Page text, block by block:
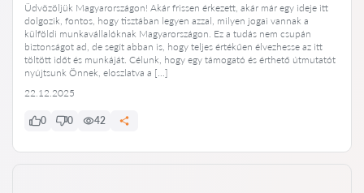
Üdvözöljük Magyarországon! Akár frissen érkezett, akár már egy ideje itt
dolgozik, fontos, hogy tisztában legyen azzal, milyen jogai vannak a
külföldi munkavállalóknak Magyarországon. Ez a tudás nem csupán
biztonságot ad, de segít abban is, hogy teljes értékűen élvezhesse az itt
töltött időt és munkáját. Célunk, hogy egy támogató és érthető útmutatót
nyújtsunk Önnek, eloszlatva a […]
22.12.2025
0 0 42